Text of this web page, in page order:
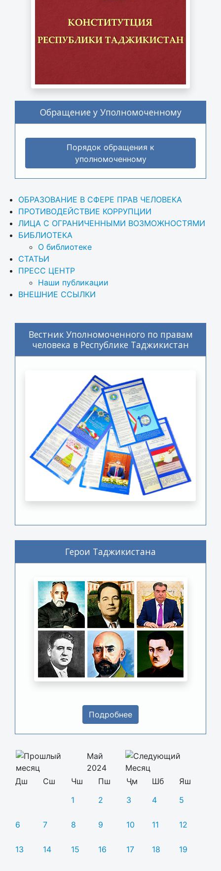
Обращение у Уполномоченному
Порядок обращения к
уполномоченному
ОБРАЗОВАНИЕ В СФЕРЕ ПРАВ ЧЕЛОВЕКА
ПРОТИВОДЕЙСТВИЕ КОРРУПЦИИ
ЛИЦА С ОГРАНИЧЕННЫМИ ВОЗМОЖНОСТЯМИ
БИБЛИОТЕКА
О библиотеке
СТАТЬИ
ПРЕСС ЦЕНТР
Наши публикации
ВНЕШНИЕ ССЫЛКИ
Вестник Уполномоченного по правам
человека в Республике Таджикистан
Герои Таджикистана
Подробнее
Май
2024
Дш
Сш Чш Пш Ҷм Шб
Яш
1
2 3 4 5
6 7 8 9 10 11 12
13 14 15 16 17 18 19